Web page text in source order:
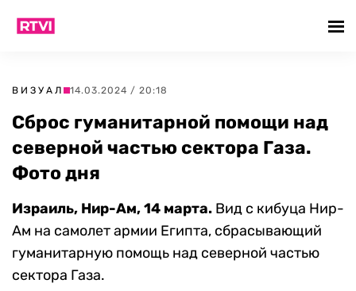
ВИЗУАЛ 14.03.2024 / 20:18
Сброс гуманитарной помощи над
северной частью сектора Газа.
Фото дня
Израиль, Нир-Ам, 14 марта. Вид с кибуца Нир-
Ам на самолет армии Египта, сбрасывающий
гуманитарную помощь над северной частью
сектора Газа.